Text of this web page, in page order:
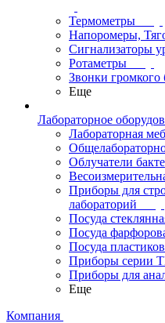
Термометры
Напоромеры,
Сигнализаторы
Ротаметры
Звонки громкого
Еще
Лабораторное
Лабораторная
Облучатели
Приборы для
лабораторий
Посуда
Посуда
Посуда
Приборы серии
Приборы для
Еще
Компания